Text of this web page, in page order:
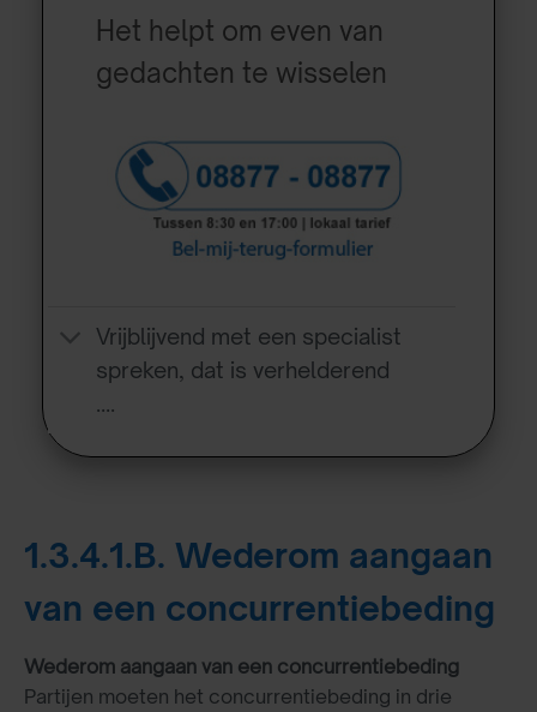
Het helpt om even van
gedachten te wisselen
Vrijblijvend met een specialist
spreken, dat is verhelderend
….
1.3.4.1.B. Wederom aangaan
van een concurrentiebeding
Wederom aangaan van een concurrentiebeding
Partijen moeten het concurrentiebeding in drie